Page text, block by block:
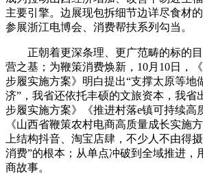
主要引擎。边展现包拆细节边详尽食材
参展浙江电博会、消费帮扶系列勾当。
正朝着更深条理、更广范畴的标的目
营之基；为鞭策消费焕新，10月10日，
步履实施方案》明白提出“支撑太原等地
济”，我省还依托丰硕的文旅资本，我省
步履实施方案》《推进村落e镇可持续高
《山西省鞭策农村电商高质量成长实施
上结构抖音、淘宝店肆，不少人不由得
消费”的根本；从单点冲破到全域推进，
商故事。